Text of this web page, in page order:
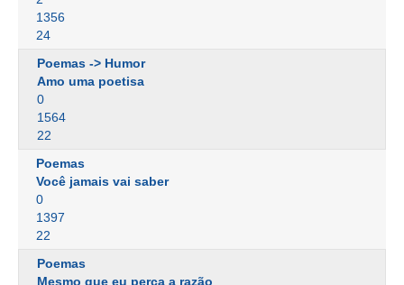
1356
24
Poemas -> Humor
Amo uma poetisa
0
1564
22
Poemas
Você jamais vai saber
0
1397
22
Poemas
Mesmo que eu perca a razão